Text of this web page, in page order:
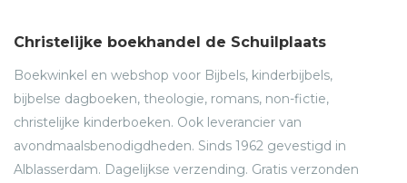
Christelijke boekhandel de Schuilplaats
Boekwinkel en webshop voor Bijbels, kinderbijbels,
bijbelse dagboeken, theologie, romans, non-fictie,
christelijke kinderboeken. Ook leverancier van
avondmaalsbenodigdheden. Sinds 1962 gevestigd in
Alblasserdam. Dagelijkse verzending. Gratis verzonden